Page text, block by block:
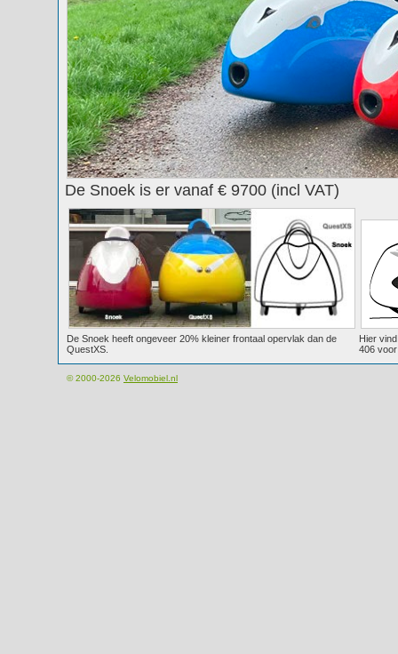
De Snoek is er vanaf € 9700 (incl VAT)
De Snoek heeft ongeveer 20% kleiner frontaal opervlak dan de
QuestXS.
Hier
406
© 2000-2026 Velomobiel.nl